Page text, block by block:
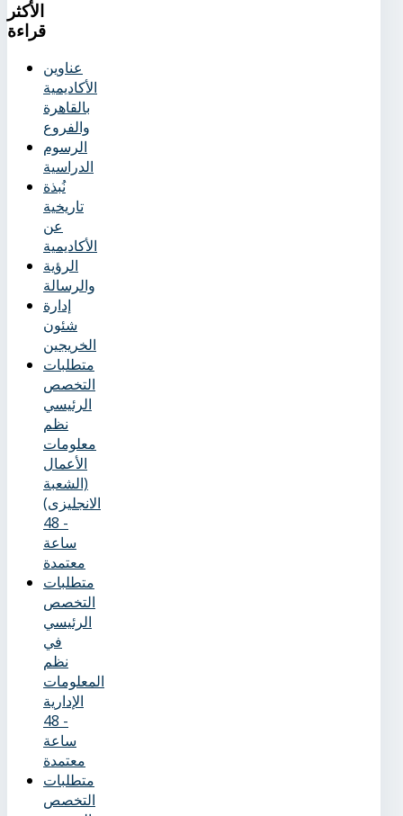
الأكثر
قراءة
عناوين
الأكاديمية
بالقاهرة
والفروع
الرسوم
الدراسية
نُبذة
تاريخية
عن
الأكاديمية
الرؤية
والرسالة
إدارة
شئون
الخريجين
متطلبات
التخصص
الرئيسي
نظم
معلومات
الأعمال
(الشعبة
الانجليزى)
- 48
ساعة
معتمدة
متطلبات
التخصص
الرئيسي
في
نظم
المعلومات
الإدارية
- 48
ساعة
معتمدة
متطلبات
التخصص